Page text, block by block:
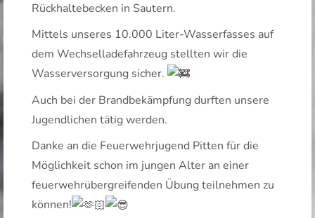
Rückhaltebecken in Sautern.
Mittels unseres 10.000 Liter-Wasserfasses auf
dem Wechselladefahrzeug stellten wir die
Wasserversorgung sicher.
Auch bei der Brandbekämpfung durften unsere
Jugendlichen tätig werden.
Danke an die Feuerwehrjugend Pitten für die
Möglichkeit schon im jungen Alter an einer
feuerwehrübergreifenden Übung teilnehmen zu
können!